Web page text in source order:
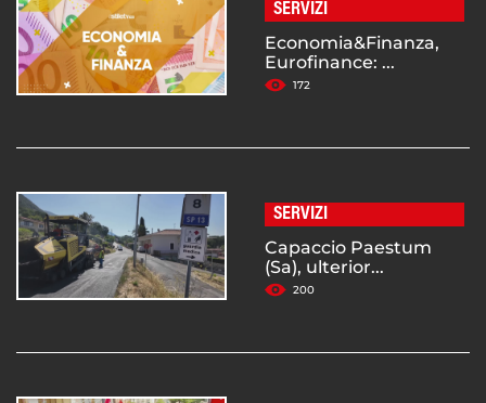
SERVIZI
Economia&Finanza,
Eurofinance: ...
172
SERVIZI
Capaccio Paestum
(Sa), ulterior...
200